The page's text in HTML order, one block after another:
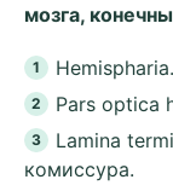
мозга,
Hemispharia.
Pars optica
Lamina
комиссура.